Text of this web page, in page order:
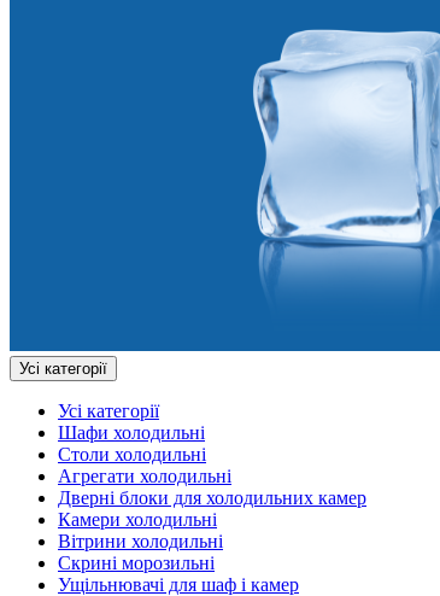
Усі категорії
Усі категорії
Шафи холодильні
Столи холодильні
Агрегати холодильні
Дверні блоки для холодильних камер
Камери холодильні
Вітрини холодильні
Скрині морозильні
Ущільнювачі для шаф і камер